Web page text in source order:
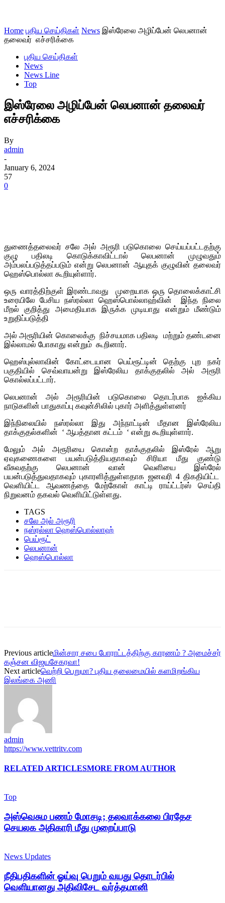
Home புதிய செய்திகள் News இஸ்ரேலை அழிப்பேன் லெபனான்
தலைவர் எச்சரிக்கை
புதிய செய்திகள்
News
News Line
Top
இஸ்ரேலை அழிப்பேன் லெபனான் தலைவர்
எச்சரிக்கை
By
admin
-
January 6, 2024
57
0
துணைத்தலைவர் சலே அல் அரூரி படுகொலை செய்யப்பட்டதற்கு
குழு பதிலடி கொடுக்காவிட்டால் லெபனான் முழுவதும்
அம்பலப்படுத்தப்படும் என்று லெபனான் ஆயுதக் குழுவின் தலைவர்
ஹெஸ்பொல்லா கூறியுள்ளார்.
ஒரு வாரத்திற்குள் இரண்டாவது முறையாக ஒரு தொலைக்காட்சி
உரையிலே பேசிய நஸ்ரல்லா ஹெஸ்பொல்லாஹ்வின் இந்த நிலை
மீறல் குறித்து அமைதியாக இருக்க முடியாது என்றும் மீண்டும்
உறுதிப்படுத்தி
அல் அரூரியின் கொலைக்கு நிச்சயமாக பதிலடி மற்றும் தண்டனை
இல்லாமல் போகாது என்றும் கூறினார்.
ஹெஸ்புல்லாவின் கோட்டையான பெய்ரூட்டின் தெற்கு புற நகர்
பகுதியில் செவ்வாயன்று இஸ்ரேலிய தாக்குதலில் அல் அரூரி
கொல்லப்பட்டார்.
லெபனான் அல் அரூரியின் படுகொலை தொடர்பாக ஐக்கிய
நாடுகளின் பாதுகாப்பு கவுன்சிலில் புகார் அளித்துள்ளனர்
இந்நிலையில் நஸ்ரல்லா இது அந்நாட்டின் மீதான இஸ்ரேலிய
தாக்குதல்களின் ‘ ஆபத்தான கட்டம் ‘ என்று கூறியுள்ளார்.
மேலும் அல் அரூரியை கொன்ற தாக்குதலில் இஸ்ரேல் ஆறு
ஏவுகணைகளை பயன்படுத்தியதாகவும் சிரியா மீது குண்டு
வீசுவதற்கு லெபனான் வான் வெளியை இஸ்ரேல்
பயன்படுத்துவதாகவும் புகாரளித்துள்ளதாக ஜனவரி 4 திகதியிட்ட
வெளியிட்ட ஆவணத்தை மேற்கோள் காட்டி ராய்ட்டர்ஸ் செய்தி
நிறுவனம் தகவல் வெளியிட்டுள்ளது.
TAGS
சலே அல் அரூரி
நஸ்ரல்லா ஹெஸ்பொல்லாஹ்
பெய்ரூட்
லெபனான்
ஹெஸ்பொல்லா
Previous articleமின்சார சபை போராட்டத்திற்கு காரணம் ? அமைச்சர்
கஞ்சன விஜயசேகரவா!
Next articleவெற்றி பெறுமா? புதிய தலைமையில் களமிறங்கிய
இலங்கை அணி
admin
https://www.vettritv.com
RELATED ARTICLESMORE FROM AUTHOR
Top
அஸ்வெசும பணம் மோசடி; தலவாக்கலை பிரதேச
செயலக அதிகாரி மீது முறைப்பாடு
News Updates
நீதிபதிகளின் ஓய்வு பெறும் வயது தொடர்பில்
வெளியானது அதிவிசேட வர்த்தமானி